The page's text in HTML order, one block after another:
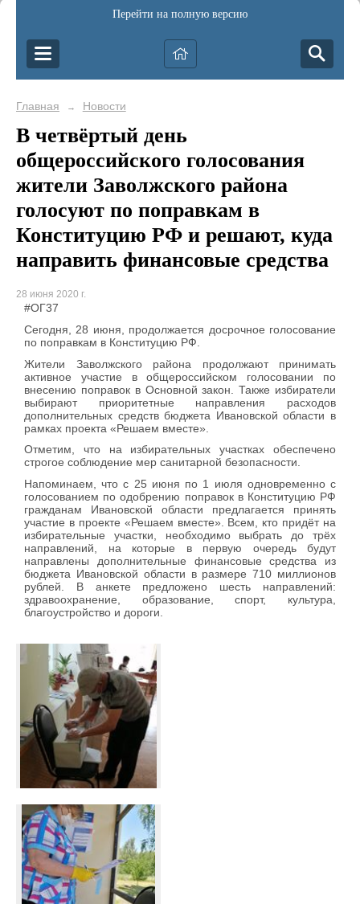
Перейти на полную версию
Главная → Новости
В четвёртый день
общероссийского голосования
жители Заволжского района
голосуют по поправкам в
Конституцию РФ и решают, куда
направить финансовые средства
28 июня 2020 г.
#ОГ37
Сегодня, 28 июня, продолжается досрочное голосование
по поправкам в Конституцию РФ.
Жители Заволжского района продолжают принимать
активное участие в общероссийском голосовании по
внесению поправок в Основной закон. Также избиратели
выбирают приоритетные направления расходов
дополнительных средств бюджета Ивановской области в
рамках проекта «Решаем вместе».
Отметим, что на избирательных участках обеспечено
строгое соблюдение мер санитарной безопасности.
Напоминаем, что с 25 июня по 1 июля одновременно с
голосованием по одобрению поправок в Конституцию РФ
гражданам Ивановской области предлагается принять
участие в проекте «Решаем вместе». Всем, кто придёт на
избирательные участки, необходимо выбрать до трёх
направлений, на которые в первую очередь будут
направлены дополнительные финансовые средства из
бюджета Ивановской области в размере 710 миллионов
рублей. В анкете предложено шесть направлений:
здравоохранение, образование, спорт, культура,
благоустройство и дороги.